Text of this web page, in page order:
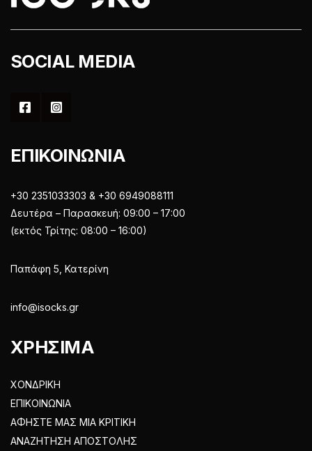
SOCIAL MEDIA
ΕΠΙΚΟΙΝΩΝΙΑ
+30 2351033303 & +30 6949088111
Δευτέρα – Παρασκευή: 09:00 – 17:00
(εκτός Τρίτης: 08:00 – 16:00)
Παπάφη 5, Κατερίνη
info@isocks.gr
ΧΡΗΣΙΜΑ
ΧΟΝΔΡΙΚΗ
ΕΠΙΚΟΙΝΩΝΙΑ
ΑΦΗΣΤΕ ΜΑΣ ΜΙΑ ΚΡΙΤΙΚΗ
ΑΝΑΖΗΤΗΣΗ ΑΠΟΣΤΟΛΗΣ